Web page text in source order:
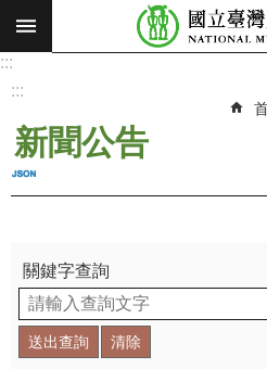
跳到主要內容區塊
搜
願
景
最
新
消
息
:::
:::
新聞公告
關鍵字查詢